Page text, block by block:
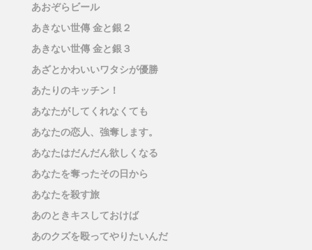
あおぞらビール
あきない世傳 金と銀２
あきない世傳 金と銀３
あざとかわいいワタシが優勝
あたりのキッチン！
あなたがしてくれなくても
あなたの恋人、強奪します。
あなたはだんだん欲しくなる
あなたを奪ったその日から
あなたを殺す旅
あのときキスしておけば
あのクズを殴ってやりたいんだ